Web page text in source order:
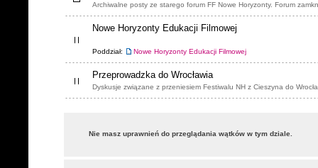
Archiwalne posty ze starego forum FF Nowe Horyzonty. Forum
Nowe Horyzonty Edukacji Filmowej
Poddział: Nowe Horyzonty Edukacji Filmowej
Przeprowadzka do Wrocławia
Dyskusje związane z przeniesiem Festiwalu NH z Cieszyna do
Nie masz uprawnień do przeglądania wątków w tym dziale.